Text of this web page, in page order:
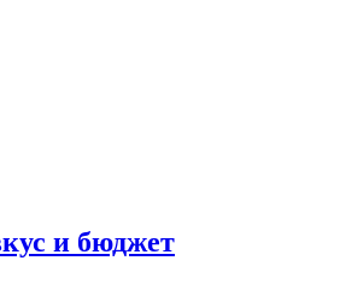
и бюджет